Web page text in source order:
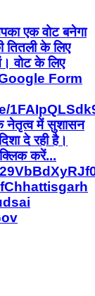
एक वोट बनेगा
तितली के लिए
वोट के लिए
Google Form
नेतृत्व में सुशासन
दे रही है।
करें...